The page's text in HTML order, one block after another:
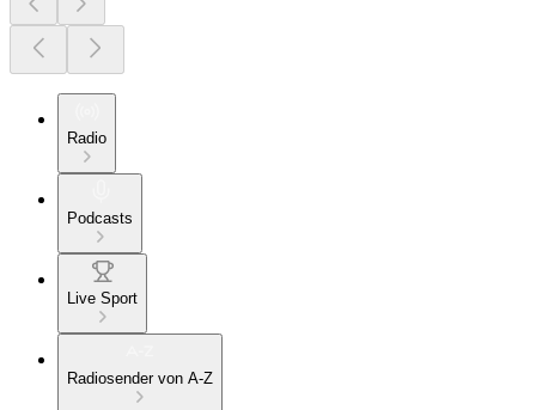
Radio
Podcasts
Live Sport
Radiosender von A-Z